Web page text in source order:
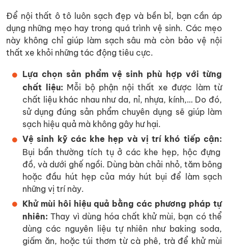
Để nội thất ô tô luôn sạch đẹp và bền bỉ, bạn cần áp
dụng những mẹo hay trong quá trình vệ sinh. Các mẹo
này không chỉ giúp làm sạch sâu mà còn bảo vệ nội
thất xe khỏi những tác động tiêu cực.
Lựa chọn sản phẩm vệ sinh phù hợp với từng
chất liệu: Mỗi bộ phận nội thất xe được làm từ
chất liệu khác nhau như da, nỉ, nhựa, kính,… Do đó,
sử dụng đúng sản phẩm chuyên dụng sẽ giúp làm
sạch hiệu quả mà không gây hư hại.
Vệ sinh kỹ các khe hẹp và vị trí khó tiếp cận:
Bụi bẩn thường tích tụ ở các khe hẹp, hộc đựng
đồ, và dưới ghế ngồi. Dùng bàn chải nhỏ, tăm bông
hoặc đầu hút hẹp của máy hút bụi để làm sạch
những vị trí này.
Khử mùi hôi hiệu quả bằng các phương pháp tự
nhiên: Thay vì dùng hóa chất khử mùi, bạn có thể
dùng các nguyên liệu tự nhiên như baking soda,
giấm ăn, hoặc túi thơm từ cà phê, trà để khử mùi